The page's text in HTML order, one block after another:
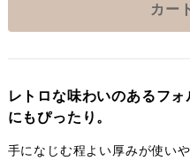
カー
レトロな味わいのあるフ
にもぴったり。
手になじむ程よい厚みが使い